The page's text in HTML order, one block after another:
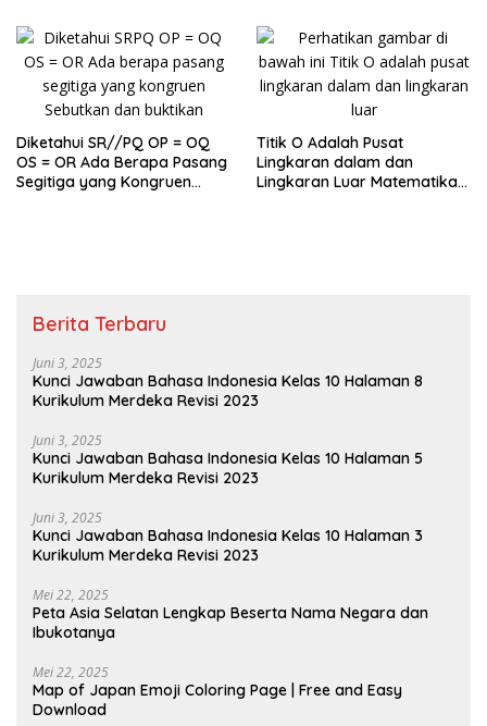
Diketahui SR//PQ OP = OQ
OS = OR Ada Berapa Pasang
Segitiga yang Kongruen
Titik O Adalah Pusat
Lingkaran dalam dan
Lingkaran Luar Matematika
Berita Terbaru
Juni 3, 2025
Kunci Jawaban Bahasa Indonesia Kelas 10 Halaman 8
Kurikulum Merdeka Revisi 2023
Juni 3, 2025
Kunci Jawaban Bahasa Indonesia Kelas 10 Halaman 5
Kurikulum Merdeka Revisi 2023
Juni 3, 2025
Kunci Jawaban Bahasa Indonesia Kelas 10 Halaman 3
Kurikulum Merdeka Revisi 2023
Mei 22, 2025
Peta Asia Selatan Lengkap Beserta Nama Negara dan
Ibukotanya
Mei 22, 2025
Map of Japan Emoji Coloring Page | Free and Easy
Download